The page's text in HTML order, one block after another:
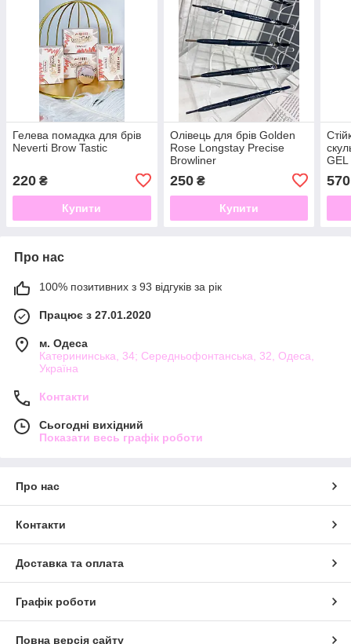
Гелева помадка для брів
Neverti Brow Tastic
220 ₴
Купити
Олівець для брів Golden
Rose Longstay Precise
Browliner
250₴
Купити
570
Про нас
100% позитивних з 93 відгуків за рік
Працює з 27.01.2020
м. Одеса
Катерининська, 34; Середньофонтанська, 32, Одеса,
Україна
Контакти
Сьогодні вихідний
Показати весь графік роботи
Про нас
Контакти
Доставка та оплата
Графік роботи
Повна версія сайту